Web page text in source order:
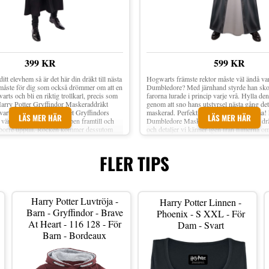
399 KR
LÄS MER HÄR
elevhem så är det här din dräkt till nästa
för dig som också drömmer om att en
och bli en riktig trollkarl, precis som
Potter Gryffindor Maskeraddräkt
rock med elevhemmet Gryffindors
bröst. Den är öppen framtill och
upptill. Rocken kommer dessutom
Finns i storlek: Medium/Large och XX-
med huva Obs! Inget annat som syns
599 KR
LÄS MER HÄR
Hogwarts främste rektor måste väl ändå
Dumbledore? Med järnhand styrde han
farorna lurade i princip varje vrå. Hylla
genom att sno hans utstyrsel nästa gång
maskerad. Perfekt om festen har
Dumbledore Maskeraddräkt är en häftig
och detaljer vi känner igen från filmerna
skägg Trollspö och skor medföljer ej
FLER TIPS
Harry Potter Luvtröja -
Barn - Gryffindor - Brave
At Heart - 116 128 - För
Barn - Bordeaux
Harry Potter Linnen -
Phoenix - S XXL - För
Dam - Svart